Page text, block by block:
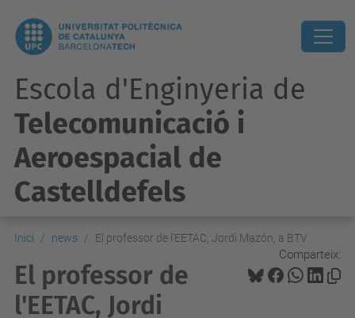
Escola d'Enginyeria de
Telecomunicació i
Aeroespacial de
Castelldefels
Inici news El professor de l'EETAC, Jordi Mazón, a BTV
Comparteix:
El professor de
l'EETAC, Jordi